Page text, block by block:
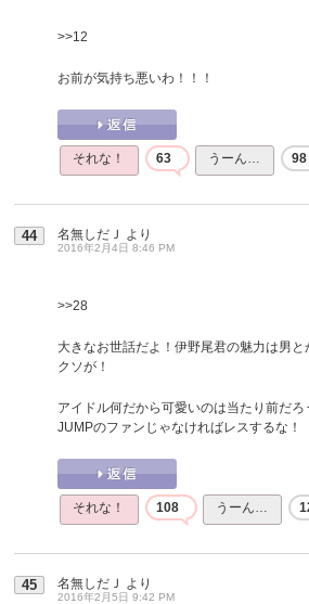
>>12
お前が気持ち悪いわ！！！
それな！ 63 うーん… 98
44 名無しだＪ より
2016年2月4日 8:46 PM
>>28
大きなお世話だよ！伊野尾君の魅力は男と
クソが！
アイドル何だから可愛いのは当たり前だろ
JUMPのファンじゃなければレスするな！
それな！ 108 うーん…
45 名無しだＪ より
2016年2月5日 9:42 PM